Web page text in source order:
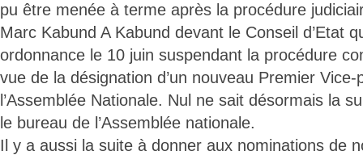
pu être menée à terme après la procédure
Marc Kabund A Kabund devant le Conseil d’Etat
ordonnance le 10 juin suspendant la procédure
vue de la désignation d’un nouveau Premier Vice-
l’Assemblée Nationale. Nul ne sait désormais la
le bureau de l’Assemblée nationale.
Il y a aussi la suite à donner aux nominations de